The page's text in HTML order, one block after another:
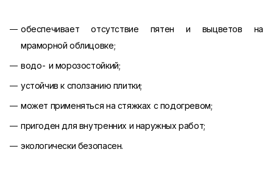
обеспечивает отсутствие пятен и выцветов на
мраморной облицовке;
водо- и морозостойкий;
устойчив к сползанию плитки;
может применяться на стяжках с подогревом;
пригоден для внутренних и наружных работ;
экологически безопасен.